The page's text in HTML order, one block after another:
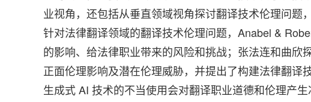
业视角，还包括从垂直领域视角探讨翻译技术伦理问题
针对法律翻译领域的翻译技术伦理问题，Anabel &
的影响、给法律职业带来的风险和挑战；张法连和曲欣
正面伦理影响及潜在伦理威胁，并提出了构建法律翻译
生成式 AI 技术的不当使用会对翻译职业道德和伦理产生